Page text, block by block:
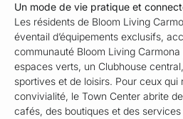
Un mode de vie pratique et
Les résidents de Bloom Living
éventail d’équipements exclusifs,
communauté Bloom Living
espaces verts, un Clubhouse
sportives et de loisirs. Pour ceux
convivialité, le Town Center abrite
cafés, des boutiques et des